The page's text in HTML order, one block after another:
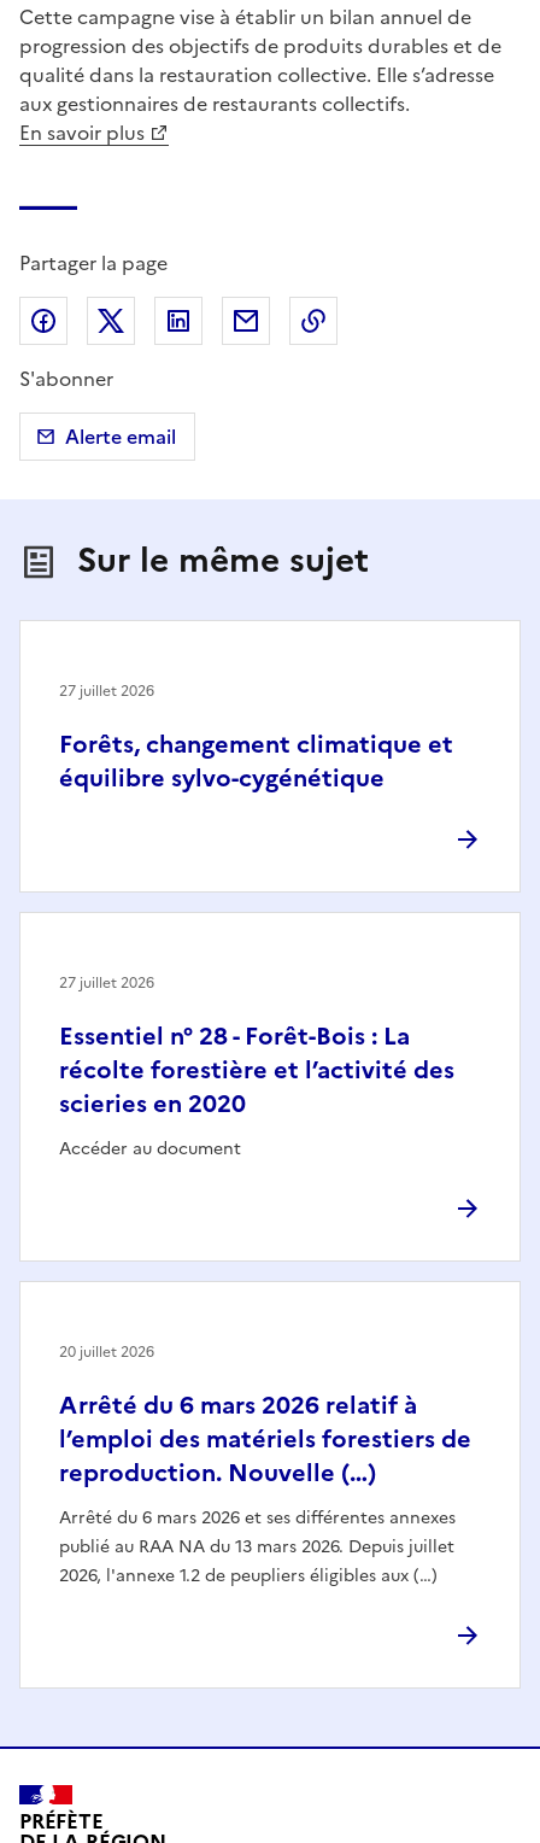
Cette campagne vise à établir un bilan annuel de
progression des objectifs de produits durables et de
qualité dans la restauration collective. Elle s’adresse
aux gestionnaires de restaurants collectifs.
En savoir plus
Partager la page
Partager sur Facebook
Partager sur X (anciennement Twitter)
Partager sur LinkedIn
Partager par email
S'abonner
Alerte email
Sur le même sujet
Forêts, changement climatique et
équilibre sylvo-cygénétique
27 juillet 2026
Essentiel n° 28 - Forêt-Bois : La
récolte forestière et l’activité des
scieries en 2020
Accéder au document
27 juillet 2026
Arrêté du 6 mars 2026 relatif à
l’emploi des matériels forestiers de
reproduction. Nouvelle (…)
Arrêté du 6 mars 2026 et ses différentes annexes
publié au RAA NA du 13 mars 2026. Depuis juillet
2026, l'annexe 1.2 de peupliers éligibles aux (…)
20 juillet 2026
PRÉFÈTE